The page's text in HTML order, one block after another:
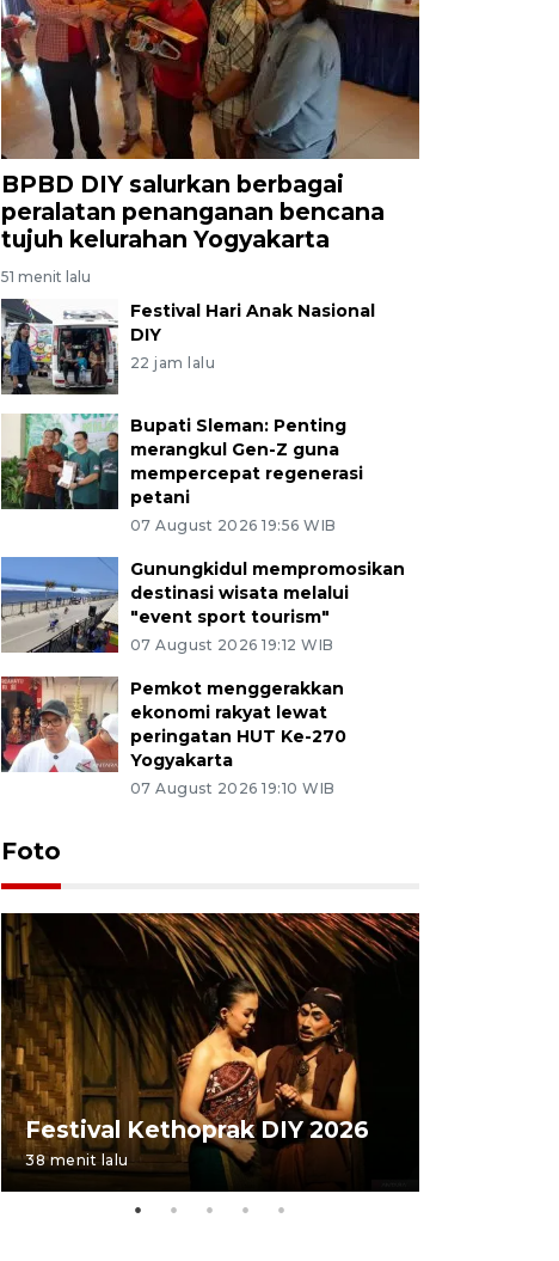
BPBD DIY salurkan berbagai
peralatan penanganan bencana
tujuh kelurahan Yogyakarta
51 menit lalu
Festival Hari Anak Nasional
DIY
22 jam lalu
Bupati Sleman: Penting
merangkul Gen-Z guna
mempercepat regenerasi
petani
07 August 2026 19:56 WIB
Gunungkidul mempromosikan
destinasi wisata melalui
"event sport tourism"
07 August 2026 19:12 WIB
Pemkot menggerakkan
ekonomi rakyat lewat
peringatan HUT Ke-270
Yogyakarta
07 August 2026 19:10 WIB
Foto
Festival Kethoprak DIY 2026
38 menit lalu